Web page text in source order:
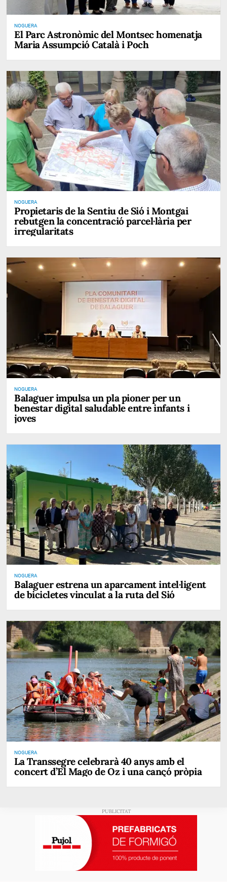
NOGUERA
El Parc Astronòmic del Montsec homenatja
Maria Assumpció Català i Poch
NOGUERA
Propietaris de la Sentiu de Sió i Montgai
rebutgen la concentració parcel·lària per
irregularitats
NOGUERA
Balaguer impulsa un pla pioner per un
benestar digital saludable entre infants i
joves
NOGUERA
Balaguer estrena un aparcament intel·ligent
de bicicletes vinculat a la ruta del Sió
NOGUERA
La Transsegre celebrarà 40 anys amb el
concert d’El Mago de Oz i una cançó pròpia